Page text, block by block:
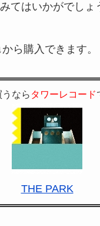
てはいかがでしょ
から購入できます。
なら タワーレコード
THE PARK